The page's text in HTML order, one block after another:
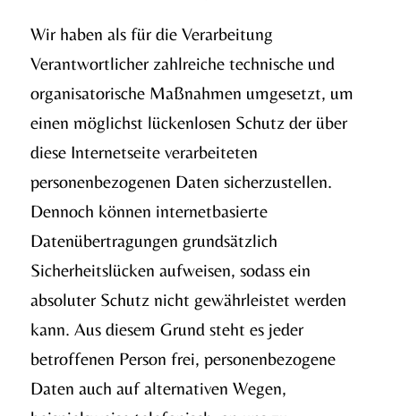
Wir haben als für die Verarbeitung
Verantwortlicher zahlreiche technische und
organisatorische Maßnahmen umgesetzt, um
einen möglichst lückenlosen Schutz der über
diese Internetseite verarbeiteten
personenbezogenen Daten sicherzustellen.
Dennoch können internetbasierte
Datenübertragungen grundsätzlich
Sicherheitslücken aufweisen, sodass ein
absoluter Schutz nicht gewährleistet werden
kann. Aus diesem Grund steht es jeder
betroffenen Person frei, personenbezogene
Daten auch auf alternativen Wegen,